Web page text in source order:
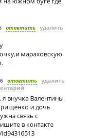
ответить удалить
мараховскую
ответить удалить
я внучка Валентины
и дочь
связь с
в контакте